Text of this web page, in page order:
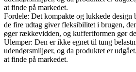
at finde på markedet.
Fordele: Det kompakte og lukkede design
de fire udtag giver fleksibilitet i brugen,
øger rækkevidden, og kuffertformen gør
Ulemper: Den er ikke egnet til tung
udendørsmiljøer, og da produktet er
at finde på markedet.